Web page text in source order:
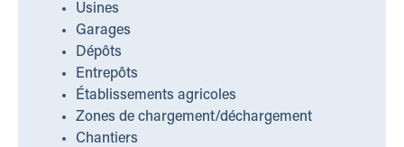
Usines
Garages
Dépôts
Entrepôts
Établissements agricoles
Zones de chargement/déchargement
Chantiers